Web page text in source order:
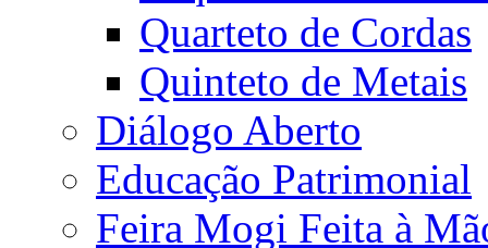
Quarteto de Cordas
Quinteto de Metais
Diálogo Aberto
Educação Patrimonial
Feira Mogi Feita à